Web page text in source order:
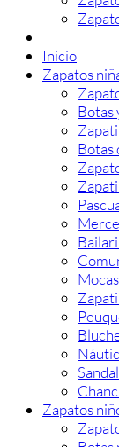
Inicio
Zapatos
Botas
Botas
Zapatos